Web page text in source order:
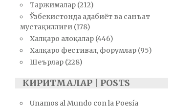
Таржималар(212)
Ўзбекистонда адабиёт ва санъат
мустақиллиги(178)
Халқаро алоқалар(446)
Халқаро фестивал, форумлар(95)
Шеърлар(228)
КИРИТМАЛАР | POSTS
Unamos al Mundo con la Poesía